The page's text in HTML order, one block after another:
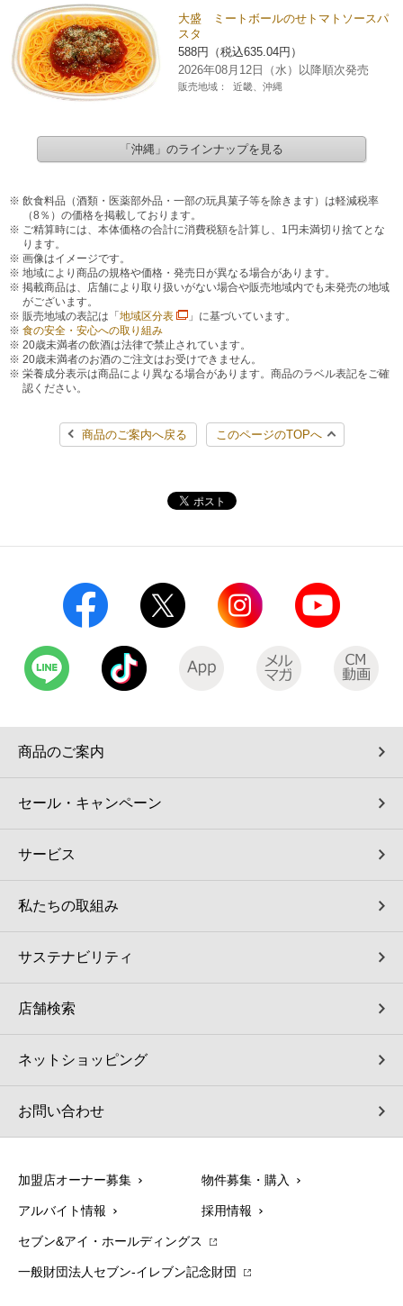
大盛 ミートボールのせトマトソースパ
スタ
588円（税込635.04円）
2026年08月12日（水）以降順次発売
販売地域： 近畿、沖縄
「沖縄」のラインナップを見る
飲食料品（酒類・医薬部外品・一部の玩具菓子等を除きます）は軽減税率
（8％）の価格を掲載しております。
ご精算時には、本体価格の合計に消費税額を計算し、1円未満切り捨てとな
ります。
画像はイメージです。
地域により商品の規格や価格・発売日が異なる場合があります。
掲載商品は、店舗により取り扱いがない場合や販売地域内でも未発売の地域
がございます。
販売地域の表記は「 地域区分表
」に基づいています。
食の安全・安心への取り組み
20歳未満者の飲酒は法律で禁止されています。
20歳未満者のお酒のご注文はお受けできません。
栄養成分表示は商品により異なる場合があります。商品のラベル表記をご確
認ください。
商品のご案内へ戻る このページのTOPへ
商品のご案内
セール・キャンペーン
サービス
私たちの取組み
サステナビリティ
店舗検索
ネットショッピング
お問い合わせ
加盟店オーナー募集 物件募集・購入
アルバイト情報 採用情報
セブン&アイ・ホールディングス
一般財団法人セブン-イレブン記念財団